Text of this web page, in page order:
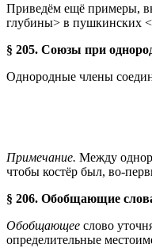
Приведём ещё примеры,
глубины> в пушкинских
§ 205. Союзы при
Однородные члены
Примечание. Между
чтобы костёр был, во-
§ 206. Обобщающие
Обобщающее слово
определительные